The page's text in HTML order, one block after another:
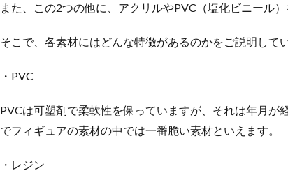
また、この2つの他に、アクリルやPVC（塩化ビニール
そこで、各素材にはどんな特徴があるのかをご説明して
・PVC
PVCは可塑剤で柔軟性を保っていますが、それは年月
でフィギュアの素材の中では一番脆い素材といえます。
・レジン